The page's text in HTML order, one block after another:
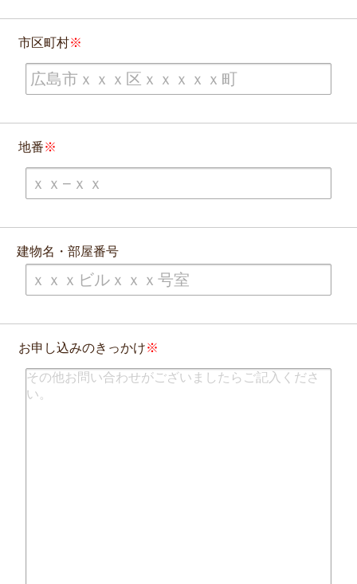
市区町村
地番
建物名・部屋番号
お申し込みのきっかけ